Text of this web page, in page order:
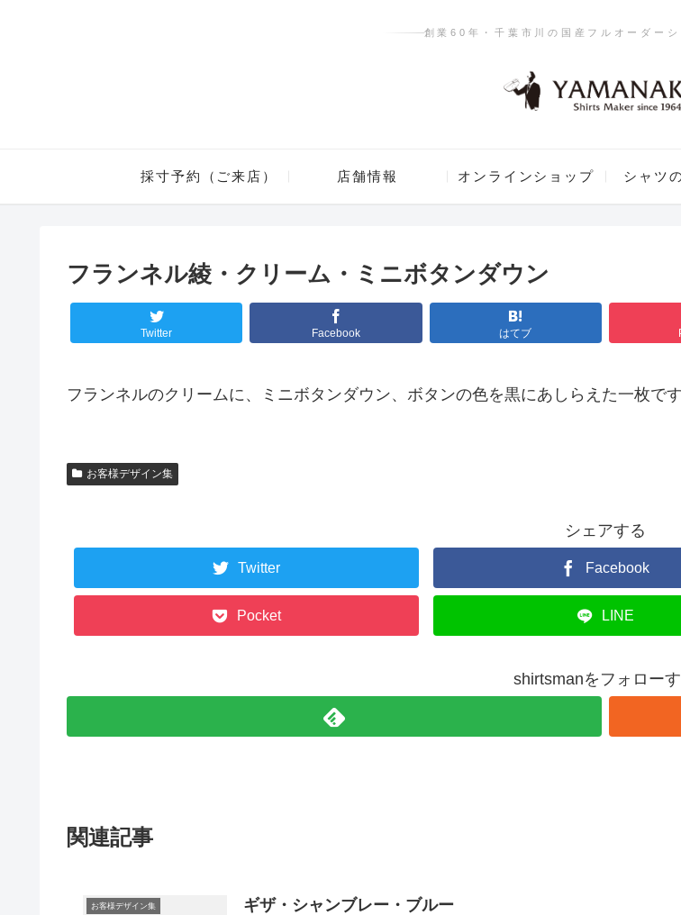
創業60年・千葉市川の国産フルオーダー
採寸予約（ご来店） 店舗情報 オンラインショップ シャツ
フランネル綾・クリーム・ミニボタンダウン
Twitter Facebook はてブ
フランネルのクリームに、ミニボタンダウン、ボタンの色を黒にあしらえた一枚で
お客様デザイン集
シェアする
Twitter Facebook
Pocket LINE
shirtsmanをフォロー
関連記事
お客様デザイン集 ギザ・シャンブレー・ブルー